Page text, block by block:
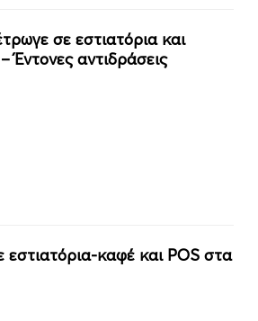
σε εστιατόρια και
Έντονες αντιδράσεις
εστιατόρια-καφέ και POS στα